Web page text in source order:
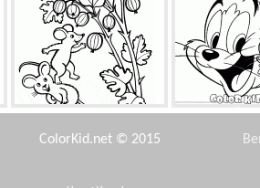
عنب الثعلب أصدقاء
ColorKid.net © 2015